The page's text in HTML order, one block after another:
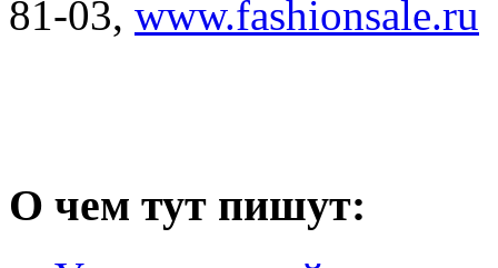
81-03, www.fashionsale.ru
О чем тут пишут: